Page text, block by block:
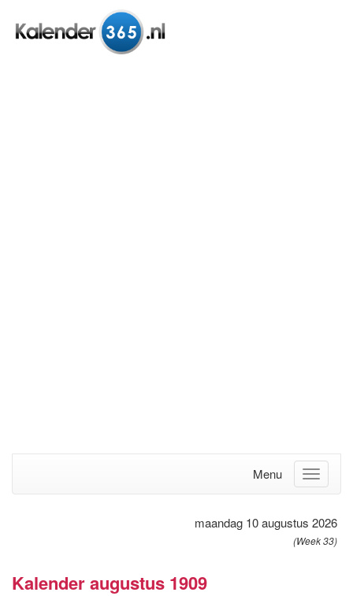
Menu
maandag 10 augustus 2026
(Week 33)
Kalender augustus 1909